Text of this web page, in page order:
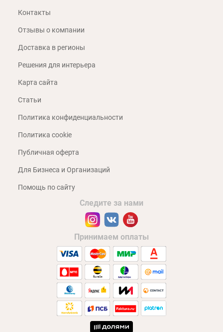
Контакты
Отзывы о компании
Доставка в регионы
Решения для интерьера
Карта сайта
Статьи
Политика конфиденциальности
Политика cookie
Публичная оферта
Для Бизнеса и Организаций
Помощь по сайту
Следите за нами
Принимаем оплаты